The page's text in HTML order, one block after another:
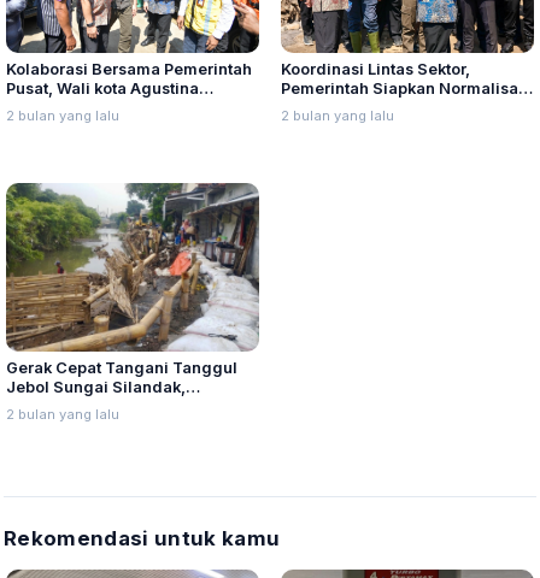
Kolaborasi Bersama Pemerintah
Pusat, Wali kota Agustina
Siapkan Penanganan Kongkret
Banjir di Mangkang Kulon
2 bulan yang lalu
Koordinasi Lintas Sektor,
Pemerintah Siapkan Normalisasi
Sungai Plumbon dan Huntara
2 bulan yang lalu
Gerak Cepat Tangani Tanggul
Jebol Sungai Silandak,
Penanganan Jangka Panjang
Disiapkan
2 bulan yang lalu
Rekomendasi untuk kamu